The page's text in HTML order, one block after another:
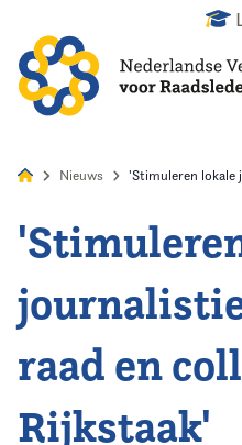
Home
Agenda
Nieuws
Opleiding
Nieuws 'Stimuleren lokale
raad en
Rijkstaak'